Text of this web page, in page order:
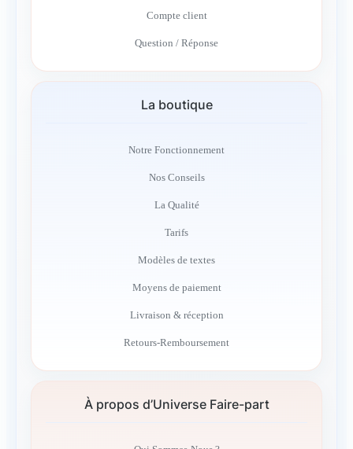
Compte client
Question / Réponse
La boutique
Notre Fonctionnement
Nos Conseils
La Qualité
Tarifs
Modèles de textes
Moyens de paiement
Livraison & réception
Retours-Remboursement
À propos d’Universe Faire-part